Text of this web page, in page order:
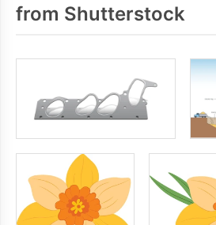
from Shutterstock